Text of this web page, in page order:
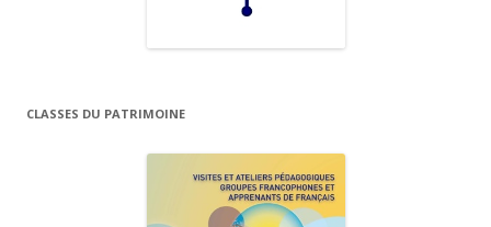
CLASSES DU PATRIMOINE